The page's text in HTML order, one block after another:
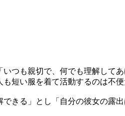
つも親切で、何でも理解して
短い服を着て活動するのは不
きる」とし「自分の彼女の露